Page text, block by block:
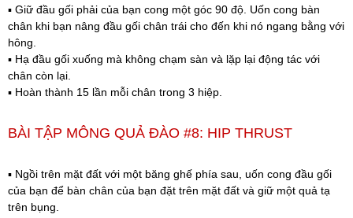
▪️ Giữ đầu gối phải của bạn cong một góc 90 độ. Uốn cong bàn
chân khi bạn nâng đầu gối chân trái cho đến khi nó ngang bằng với
hông.
▪️ Hạ đầu gối xuống mà không chạm sàn và lặp lại động tác với
chân còn lại.
▪️ Hoàn thành 15 lần mỗi chân trong 3 hiệp.
BÀI TẬP MÔNG QUẢ ĐÀO #8: HIP THRUST
▪️ Ngồi trên mặt đất với một băng ghế phía sau, uốn cong đầu gối
của bạn để bàn chân của bạn đặt trên mặt đất và giữ một quả tạ
trên bụng.